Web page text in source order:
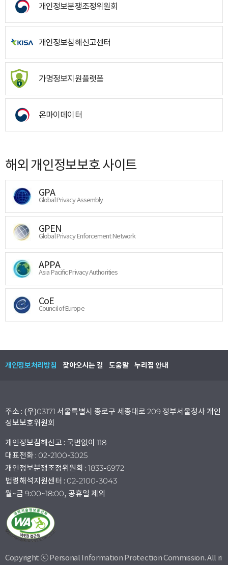
개인정보분쟁조정위원회
개인정보침해신고센터
가명정보지원플랫폼
온마이데이터
해외 개인정보보호 사이트
GPA
Global Privacy Assembly
GPEN
Global Privacy Enforcement Network
APPA
Asia Pacific Privacy Authorities
CoE
Council of Europe
개인정보처리방침 찾아오시는 길 도움말 누리집 안내
주소 : (우)03171 서울특별시 종로구 세종대로 209 정부서울청사 개인
정보보호위원회
개인정보침해신고 : 국번없이 118
대표전화 : 02-2100-3025
개인정보분쟁조정위원회 : 1833-6972
법령해석지원센터 : 02-2100-3043
월~금 9:00~18:00, 공휴일 제외
Copyright ⓒ Personal Information Protection Commission. All ri